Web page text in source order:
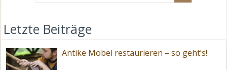
Letzte Beiträge
Antike Möbel restaurieren – so geht’s!